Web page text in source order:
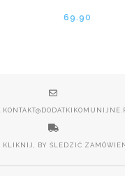
69.90
KLIKNIJ, BY ŚLEDZIĆ